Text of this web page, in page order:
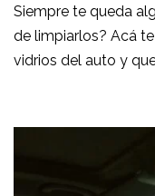
Siempre te queda
de limpiarlos? Acá
vidrios del auto y